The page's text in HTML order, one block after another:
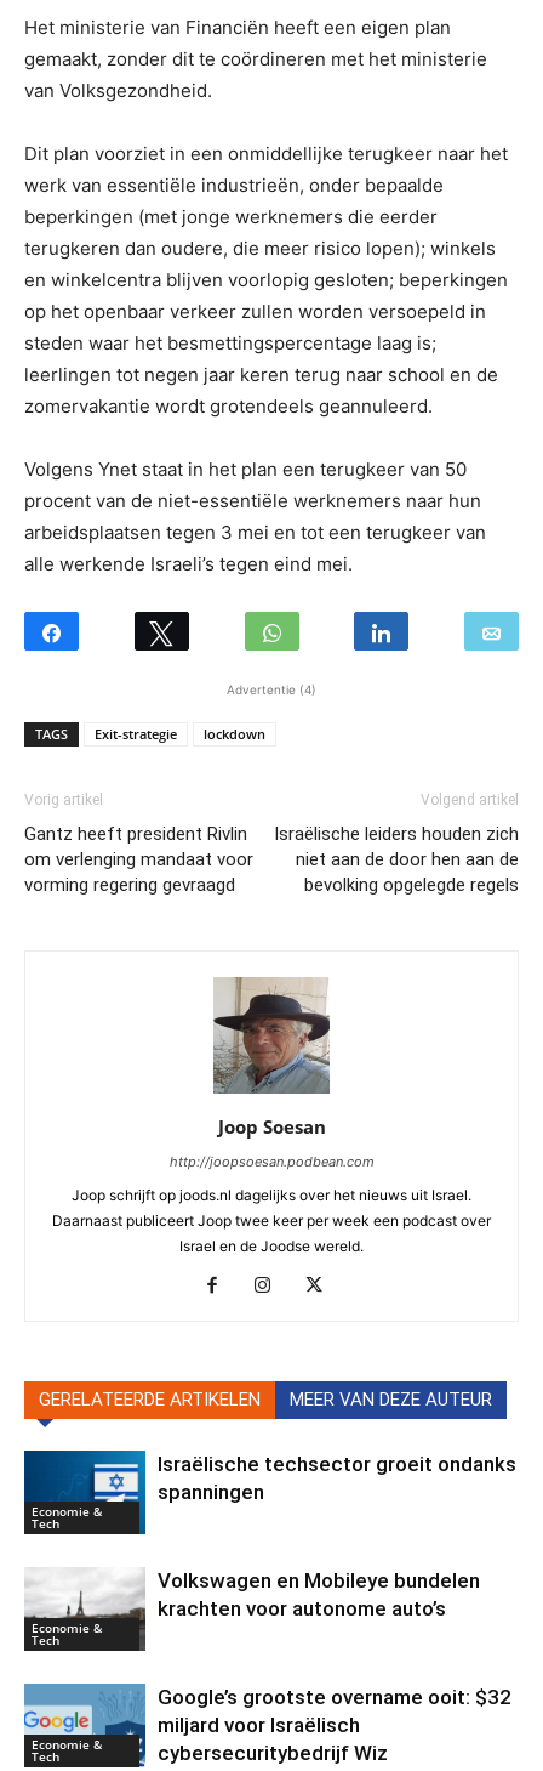
Het ministerie van Financiën heeft een eigen plan
gemaakt, zonder dit te coördineren met het ministerie
van Volksgezondheid.
Dit plan voorziet in een onmiddellijke terugkeer naar het
werk van essentiële industrieën, onder bepaalde
beperkingen (met jonge werknemers die eerder
terugkeren dan oudere, die meer risico lopen); winkels
en winkelcentra blijven voorlopig gesloten; beperkingen
op het openbaar verkeer zullen worden versoepeld in
steden waar het besmettingspercentage laag is;
leerlingen tot negen jaar keren terug naar school en de
zomervakantie wordt grotendeels geannuleerd.
Volgens Ynet staat in het plan een terugkeer van 50
procent van de niet-essentiële werknemers naar hun
arbeidsplaatsen tegen 3 mei en tot een terugkeer van
alle werkende Israeli’s tegen eind mei.
Advertentie (4)
TAGS Exit-strategie lockdown
Vorig artikel
Gantz heeft president Rivlin
om verlenging mandaat voor
vorming regering gevraagd
Volgend artikel
Israëlische leiders houden zich
niet aan de door hen aan de
bevolking opgelegde regels
Joop Soesan
http://joopsoesan.podbean.com
Joop schrijft op joods.nl dagelijks over het nieuws uit Israel.
Daarnaast publiceert Joop twee keer per week een podcast over
Israel en de Joodse wereld.
GERELATEERDE ARTIKELEN MEER VAN DEZE AUTEUR
Economie &
Tech
Israëlische techsector groeit ondanks
spanningen
Economie &
Tech
Volkswagen en Mobileye bundelen
krachten voor autonome auto’s
Economie &
Tech
Google’s grootste overname ooit: $32
miljard voor Israëlisch
cybersecuritybedrijf Wiz